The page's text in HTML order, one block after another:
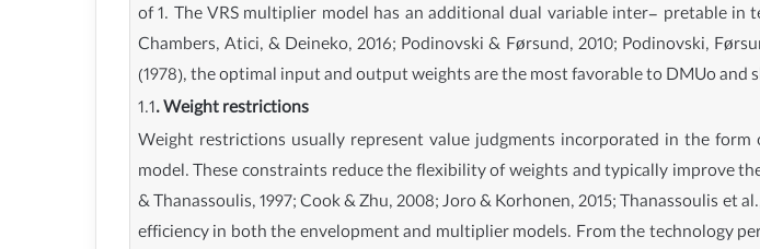
of 1. The VRS multiplier model has an additional dual variable inter- pretable in
Chambers, Atici, & Deineko, 2016; Podinovski & Førsund, 2010; Podinovski,
(1978), the optimal input and output weights are the most favorable to DMUo
1.1. Weight restrictions
Weight restrictions usually represent value judgments incorporated in the
model. These constraints reduce the flexibility of weights and typically improve
& Thanassoulis, 1997; Cook & Zhu, 2008; Joro & Korhonen, 2015; Thanassoulis
efficiency in both the envelopment and multiplier models. From the technology